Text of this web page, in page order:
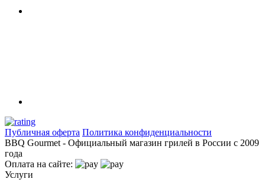
Публичная оферта Политика конфиденциальности
BBQ Gourmet - Официальный магазин грилей в России с 2009
года
Оплата на сайте:
Услуги